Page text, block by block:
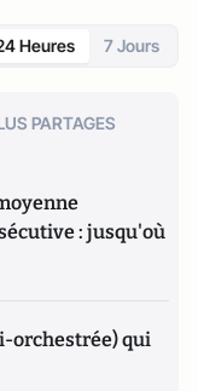
Heures 7 Jours
PARTAGES
: jusqu'où
orchestrée) qui